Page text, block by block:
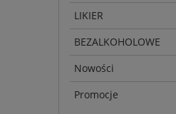
LIKIER
BEZALKOHOLOWE
Nowości
Promocje